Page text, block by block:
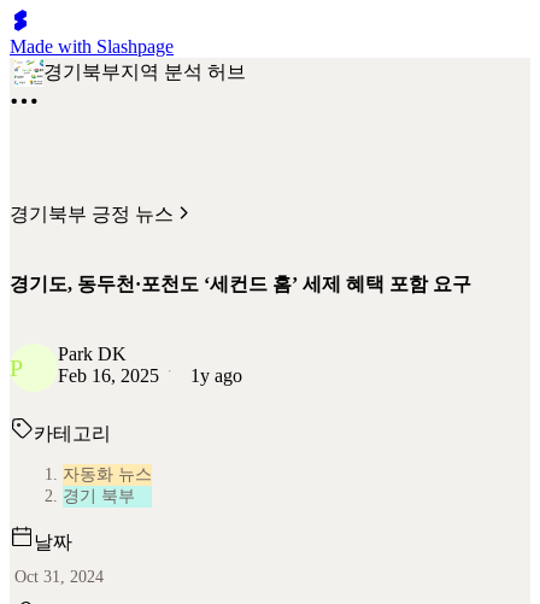
Made with Slashpage
경기북부지역 분석 허브
경기북부 긍정 뉴스
경기도, 동두천·포천도 ‘세컨드 홈’ 세제 혜택 포함 요구
P
Park DK
Feb 16, 2025
1y ago
카테고리
자동화 뉴스
경기 북부
날짜
Oct 31, 2024